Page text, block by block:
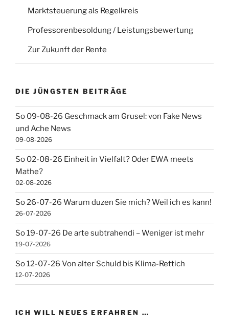
Marktsteuerung als Regelkreis
Professorenbesoldung / Leistungsbewertung
Zur Zukunft der Rente
DIE JÜNGSTEN BEITRÄGE
So 09-08-26 Geschmack am Grusel: von Fake News
und Ache News
09-08-2026
So 02-08-26 Einheit in Vielfalt? Oder EWA meets
Mathe?
02-08-2026
So 26-07-26 Warum duzen Sie mich? Weil ich es kann!
26-07-2026
So 19-07-26 De arte subtrahendi – Weniger ist mehr
19-07-2026
So 12-07-26 Von alter Schuld bis Klima-Rettich
12-07-2026
ICH WILL NEUES ERFAHREN …